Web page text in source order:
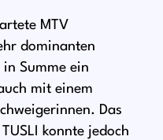
MTV
dominanten
Summe ein
mit einem
Das
konnte jedoch